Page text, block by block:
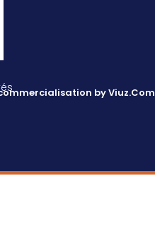
by Viuz.Com